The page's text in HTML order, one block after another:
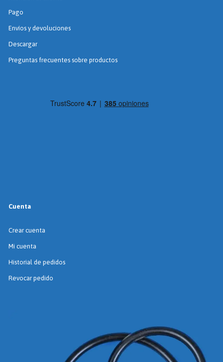
Pago
Envíos y devoluciones
Descargar
Preguntas frecuentes sobre productos
Cuenta
Crear cuenta
Mi cuenta
Historial de pedidos
Revocar pedido